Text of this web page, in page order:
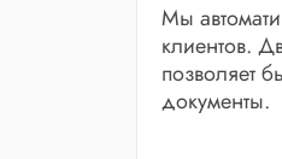
Мы
клиентов.
позволяет
документы.